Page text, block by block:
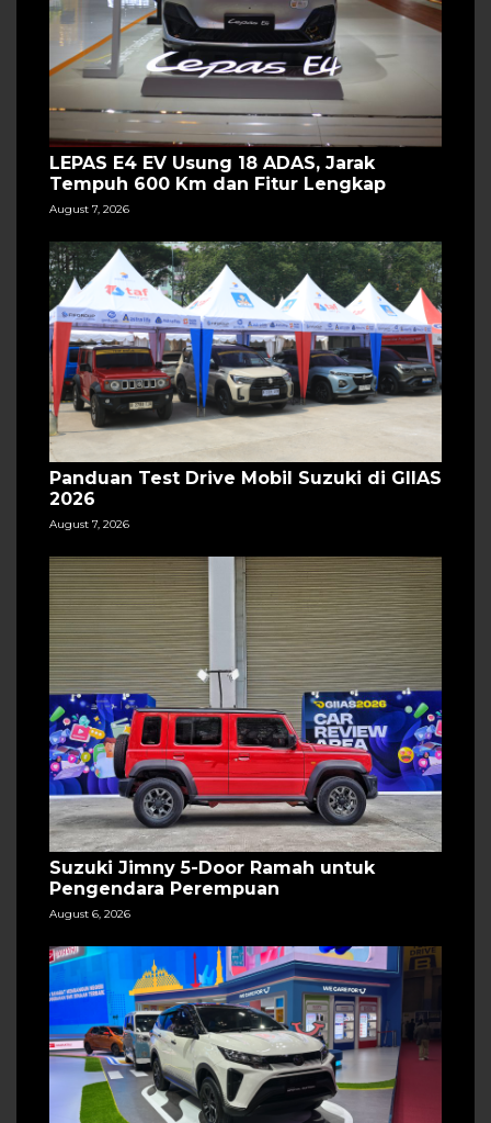
LEPAS E4 EV Usung 18 ADAS, Jarak
Tempuh 600 Km dan Fitur Lengkap
August 7, 2026
Panduan Test Drive Mobil Suzuki di GIIAS
2026
August 7, 2026
Suzuki Jimny 5-Door Ramah untuk
Pengendara Perempuan
August 6, 2026